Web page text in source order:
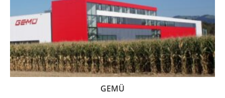
GEMÜ